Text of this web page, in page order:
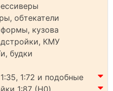
обтекатели
кузова
КМУ
будки
1:72 и подобные